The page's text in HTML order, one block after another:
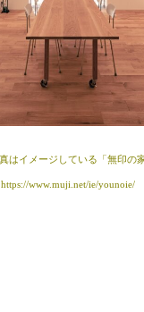
はイメージしている「無印の家
https://www.muji.net/ie/younoie/